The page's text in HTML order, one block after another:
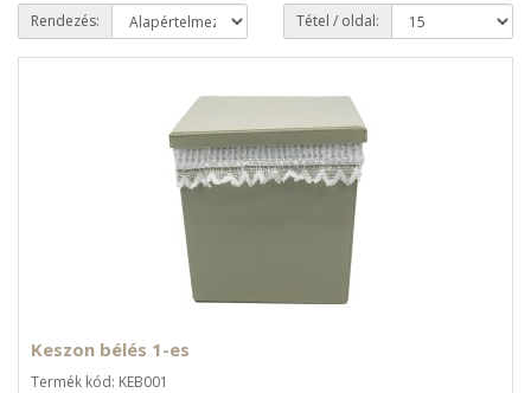
Rendezés: Tétel / oldal:
Keszon bélés 1-es
Termék kód: KEB001